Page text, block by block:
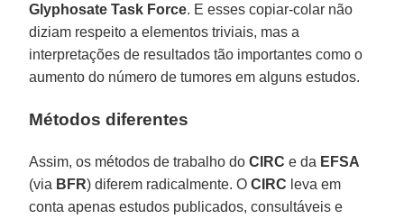
Glyphosate Task Force. E esses copiar-colar não
diziam respeito a elementos triviais, mas a
interpretações de resultados tão importantes como o
aumento do número de tumores em alguns estudos.
Métodos diferentes
Assim, os métodos de trabalho doCIRC e da EFSA
(via BFR) diferem radicalmente. OCIRC leva em
conta apenas estudos publicados, consultáveis e